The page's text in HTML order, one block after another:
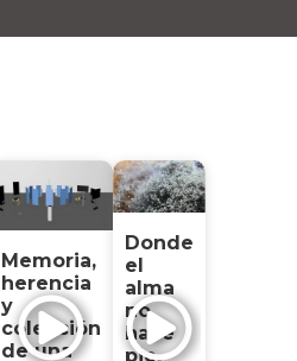
Memoria,
herencia
y
colección
de una
Donde
el
alma
no
hace
pie,